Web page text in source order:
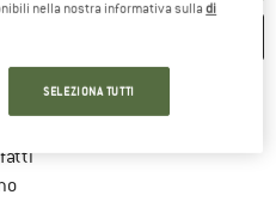
trovi ulteriori informazioni sulle
nella nostra informativa sulladi
SELEZIONA TUTTI